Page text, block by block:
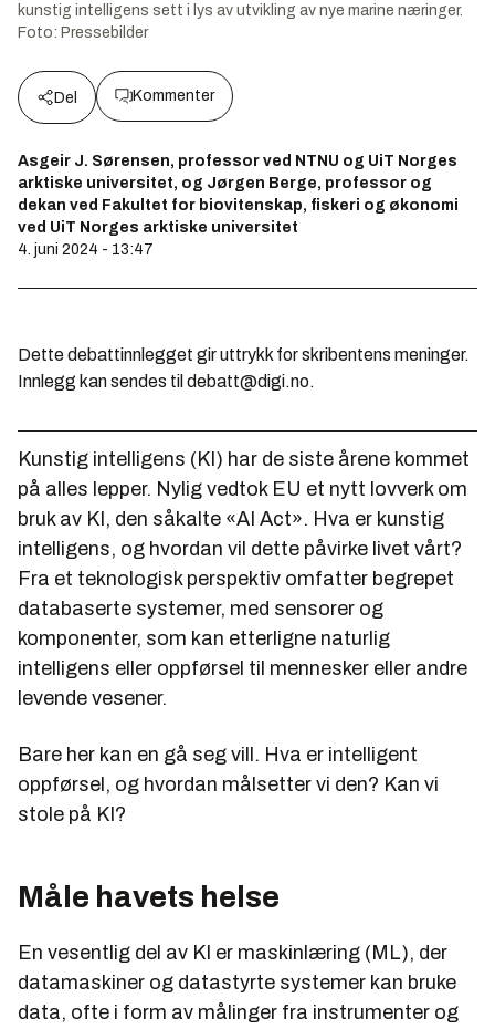
kunstig intelligens sett i lys av utvikling av nye marine næringer.
Foto: Pressebilder
Del Kommenter
Asgeir J. Sørensen, professor ved NTNU og UiT Norges
arktiske universitet, og Jørgen Berge, professor og
dekan ved Fakultet for biovitenskap, fiskeri og økonomi
ved UiT Norges arktiske universitet
4. juni 2024 - 13:47
Dette debattinnlegget gir uttrykk for skribentens meninger.
Innlegg kan sendes til debatt@digi.no.
Kunstig intelligens (KI) har de siste årene kommet
på alles lepper. Nylig vedtok EU et nytt lovverk om
bruk av KI, den såkalte «AI Act». Hva er kunstig
intelligens, og hvordan vil dette påvirke livet vårt?
Fra et teknologisk perspektiv omfatter begrepet
databaserte systemer, med sensorer og
komponenter, som kan etterligne naturlig
intelligens eller oppførsel til mennesker eller andre
levende vesener.
Bare her kan en gå seg vill. Hva er intelligent
oppførsel, og hvordan målsetter vi den? Kan vi
stole på KI?
Måle havets helse
En vesentlig del av KI er maskinlæring (ML), der
datamaskiner og datastyrte systemer kan bruke
data, ofte i form av målinger fra instrumenter og